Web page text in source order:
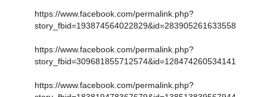
https://www.facebook.com/permalink.php?
story_fbid=193874564022829&id=283905261633558
https://www.facebook.com/permalink.php?
story_fbid=309681855712574&id=128474260534141
https://www.facebook.com/permalink.php?